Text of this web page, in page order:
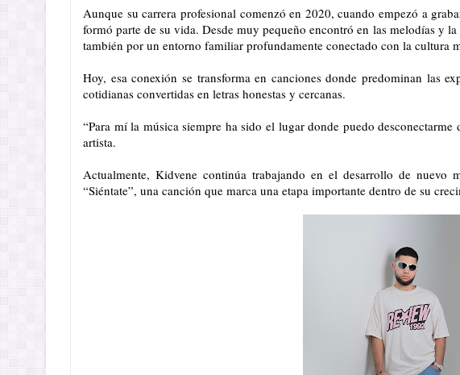
Aunque su carrera profesional comenzó en 2020, cuando empezó a
formó parte de su vida. Desde muy pequeño encontró en las melodías y
también por un entorno familiar profundamente conectado con la cultura
Hoy, esa conexión se transforma en canciones donde predominan las
cotidianas convertidas en letras honestas y cercanas.
“Para mí la música siempre ha sido el lugar donde puedo
artista.
Actualmente, Kidvene continúa trabajando en el desarrollo de nuevo
“Siéntate”, una canción que marca una etapa importante dentro de su